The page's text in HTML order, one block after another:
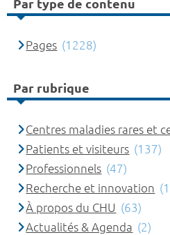
Par type de contenu
Pages (1228)
Par rubrique
Centres maladies rares et
Patients et visiteurs (137)
Professionnels (47)
Recherche et innovation
À propos du CHU (63)
Actualités & Agenda (2)